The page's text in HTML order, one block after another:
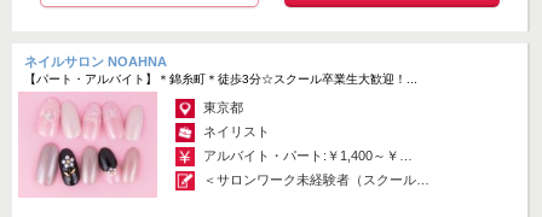
・1年目：売上歩合60％～
・2年目：売上歩合65％～
・3年目：売上歩合70％～
※4年目以降、条件を満たす方は80％の歩合も可能
ネイルサロン NOAHNA
【パート・アルバイト】＊錦糸町＊徒歩3分☆スクール卒業生大歓迎！...
東京都
ネイリスト
アルバイト・パート:￥1,400～￥1,500